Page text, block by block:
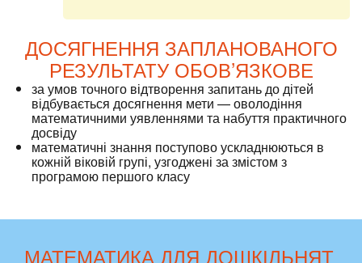
ДОСЯГНЕННЯ ЗАПЛАНОВАНОГО
РЕЗУЛЬТАТУ ОБОВ’ЯЗКОВЕ
за умов точного відтворення запитань до дітей
відбувається досягнення мети — оволодіння
математичними уявленнями та набуття практичного
досвіду
математичні знання поступово ускладнюються в
кожній віковій групі, узгоджені за змістом з
програмою першого класу
МАТЕМАТИКА ДЛЯ ДОШКІЛЬНЯТ